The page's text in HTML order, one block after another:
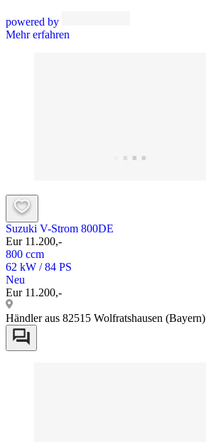
powered by
Mehr erfahren
Suzuki V-Strom 800DE
Eur 11.200,-
800 ccm
62 kW / 84 PS
Neu
Eur 11.200,-
Händler aus 82515 Wolfratshausen (Bayern)